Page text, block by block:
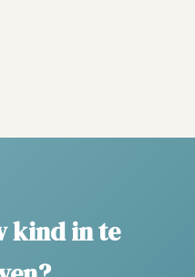
kind in te